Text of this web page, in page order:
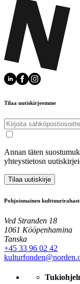
Tilaa uutiskirjeemme
Annan täten
yhteystietosn
Tilaa uutiskirje
Pohjoismainen
Ved Stranden 18
1061 Kööpenhamina
Tanska
+45 33 96 02 42